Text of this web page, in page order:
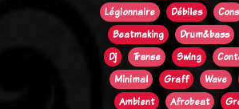
Légionnaire
Débiles Cons
Beatmaking
Drum&bass
Dj
Transe Swing
Minimal
Graff Wave
Ambient
Afrobeat